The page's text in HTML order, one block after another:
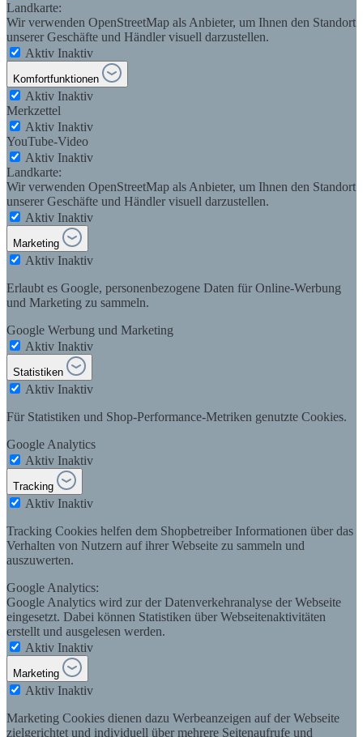
Landkarte:
Wir verwenden OpenStreetMap als Anbieter, um Ihnen den Standort
unserer Geschäfte und Händler visuell darzustellen.
Aktiv Inaktiv
Komfortfunktionen
Aktiv Inaktiv
Merkzettel
Aktiv Inaktiv
YouTube-Video
Aktiv Inaktiv
Landkarte:
Wir verwenden OpenStreetMap als Anbieter, um Ihnen den Standort
unserer Geschäfte und Händler visuell darzustellen.
Aktiv Inaktiv
Marketing
Aktiv Inaktiv
Erlaubt es Google, personenbezogene Daten für Online-Werbung
und Marketing zu sammeln.
Google Werbung und Marketing
Aktiv Inaktiv
Statistiken
Aktiv Inaktiv
Für Statistiken und Shop-Performance-Metriken genutzte Cookies.
Google Analytics
Aktiv Inaktiv
Tracking
Aktiv Inaktiv
Tracking Cookies helfen dem Shopbetreiber Informationen über das
Verhalten von Nutzern auf ihrer Webseite zu sammeln und
auszuwerten.
Google Analytics:
Google Analytics wird zur der Datenverkehranalyse der Webseite
eingesetzt. Dabei können Statistiken über Webseitenaktivitäten
erstellt und ausgelesen werden.
Aktiv Inaktiv
Marketing
Aktiv Inaktiv
Marketing Cookies dienen dazu Werbeanzeigen auf der Webseite
zielgerichtet und individuell über mehrere Seitenaufrufe und